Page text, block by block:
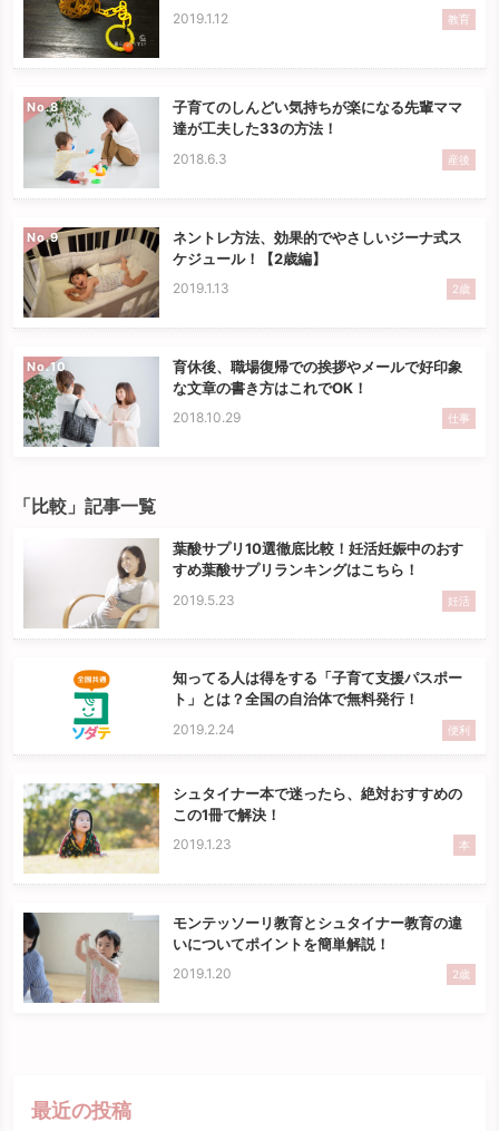
2019.1.12 教育
No.
子育てのしんどい気持ちが楽になる先輩ママ
達が工夫した33の方法！
2018.6.3 産後
No.
ネントレ方法、効果的でやさしいジーナ式ス
ケジュール！【2歳編】
2019.1.13 2歳
No.
育休後、職場復帰での挨拶やメールで好印象
な文章の書き方はこれでOK！
2018.10.29 仕事
「比較」記事一覧
葉酸サプリ10選徹底比較！妊活妊娠中のおす
すめ葉酸サプリランキングはこちら！
2019.5.23 妊活
知ってる人は得をする「子育て支援パスポー
ト」とは？全国の自治体で無料発行！
2019.2.24 便利
シュタイナー本で迷ったら、絶対おすすめの
この1冊で解決！
2019.1.23 本
モンテッソーリ教育とシュタイナー教育の違
いについてポイントを簡単解説！
2019.1.20 2歳
最近の投稿